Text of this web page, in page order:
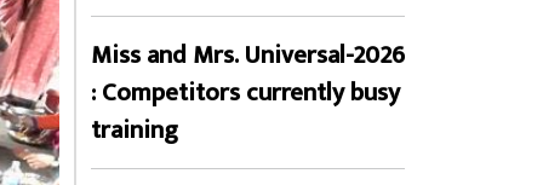
Miss and Mrs. Universal-2026
: Competitors currently busy
training